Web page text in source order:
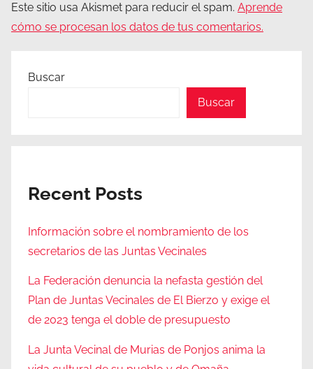
Este sitio usa Akismet para reducir el spam. Aprende
cómo se procesan los datos de tus comentarios.
Buscar
Buscar
Recent Posts
Información sobre el nombramiento de los
secretarios de las Juntas Vecinales
La Federación denuncia la nefasta gestión del
Plan de Juntas Vecinales de El Bierzo y exige el
de 2023 tenga el doble de presupuesto
La Junta Vecinal de Murias de Ponjos anima la